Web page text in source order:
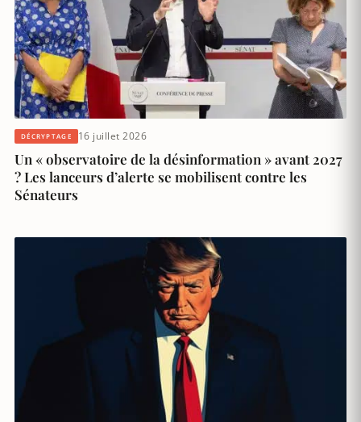
DÉCRYPTAGE 16 juillet 2026
Un « observatoire de la désinformation » avant 2027
? Les lanceurs d’alerte se mobilisent contre les
Sénateurs